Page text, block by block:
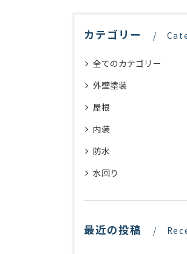
カテゴリー
全てのカテゴリー
外壁塗装
屋根
内装
防水
水回り
最近の投稿